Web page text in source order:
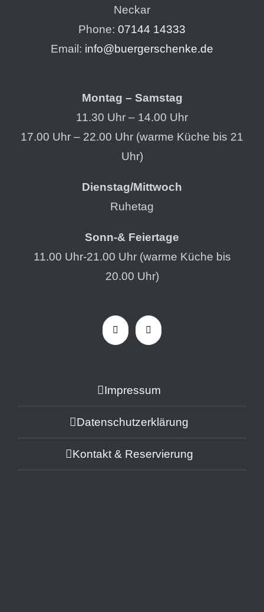
Neckar
Phone: 07144 14333
Email: info@buergerschenke.de
Montag – Samstag
11.30 Uhr – 14.00 Uhr
17.00 Uhr – 22.00 Uhr (warme Küche bis 21
Uhr)
Dienstag/Mittwoch
Ruhetag
Sonn-& Feiertage
11.00 Uhr-21.00 Uhr (warme Küche bis
20.00 Uhr)
Impressum
Datenschutzerklärung
Kontakt & Reservierung